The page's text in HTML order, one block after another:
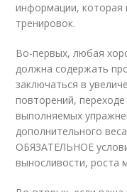
информации, которая
тренировок.
Во-первых, любая
должна содержать
заключаться в
повторений,
выполняемых
дополнительного
ОБЯЗАТЕЛЬНОЕ
выносливости, роста